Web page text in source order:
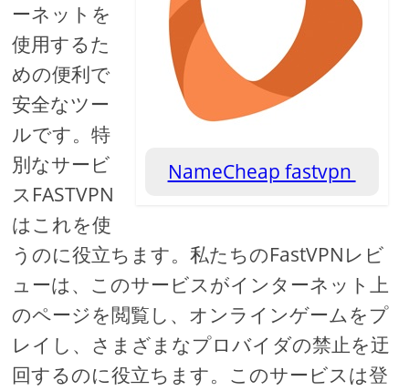
NameCheap fastvpn
ーネットを
使用するた
めの便利で
安全なツー
ルです。特
別なサービ
スFASTVPN
はこれを使
うのに役立ちます。私たちのFastVPNレビ
ューは、このサービスがインターネット上
のページを閲覧し、オンラインゲームをプ
レイし、さまざまなプロバイダの禁止を迂
回するのに役立ちます。このサービスは登